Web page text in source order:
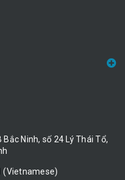
Ninh, số 24 Lý Thái Tổ,
(Vietnamese)